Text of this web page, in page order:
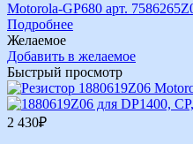
Motorola-GP680 арт.
Подробнее
Желаемое
Добавить в желаемое
Быстрый просмотр
2 430₽